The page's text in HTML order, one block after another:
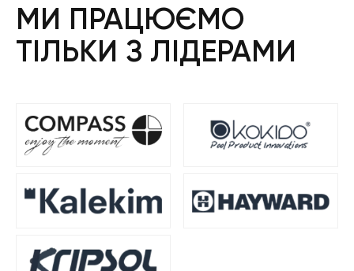
МИ ПРАЦЮЄМО
ТІЛЬКИ З ЛІДЕРАМИ